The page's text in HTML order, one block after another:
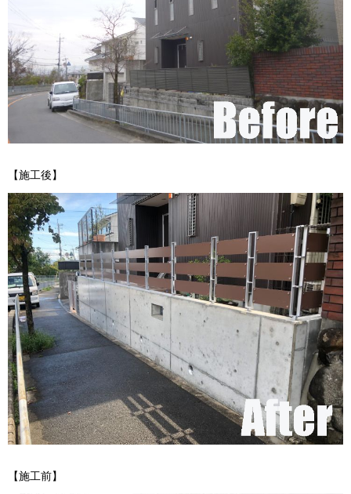
【施工後】
【施工前】